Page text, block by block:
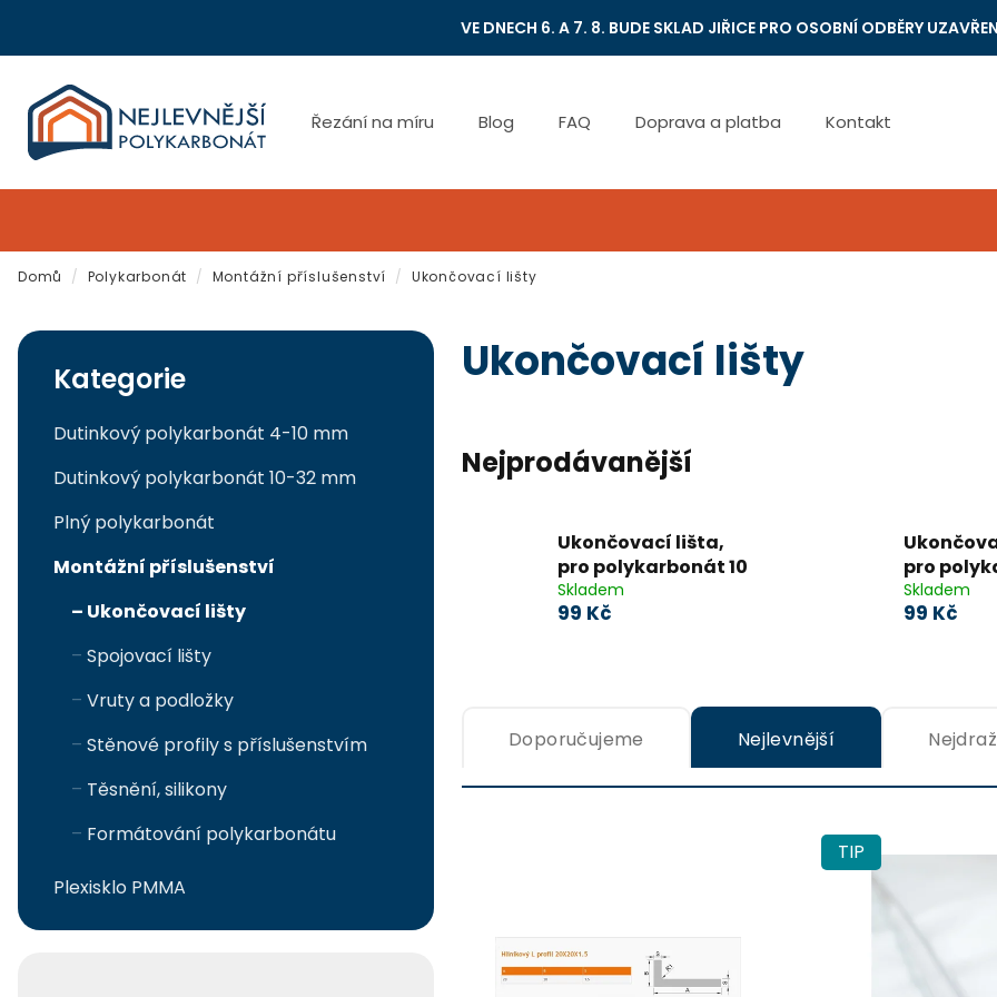
VE DNECH 6. A 7. 8. BUDE SKLAD JIŘICE PRO OSOBNÍ ODBĚRY
Řezání na míru Blog FAQ Doprava a platba Kontakt
Domů / Polykarbonát / Montážní příslušenství / Ukončovací lišty
P
l
Přeskočit
kategorie
Kategorie
Dutinkový polykarbonát 4-10 mm
Dutinkový polykarbonát 10-32 mm
Plný polykarbonát
Montážní příslušenství
Ukončovací lišty
Spojovací lišty
Vruty a podložky
Stěnové profily s příslušenstvím
Těsnění, silikony
Formátování polykarbonátu
Plexisklo PMMA
Ukončovací lišty
Nejprodávanější
Ukončovací lišta,
pro polykarbonát 10
mm
UV ochrana, 2,1m
Skladem
99 Kč
pro
mm -
UV ochrana,
Skladem
99 Kč
z
Doporučujeme Nejlevnější
TIP